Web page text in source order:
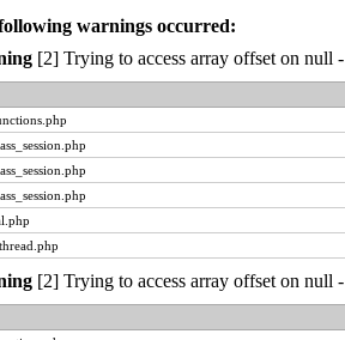
warnings occurred:
[2] Trying to access array offset on null
[2] Trying to access array offset on null